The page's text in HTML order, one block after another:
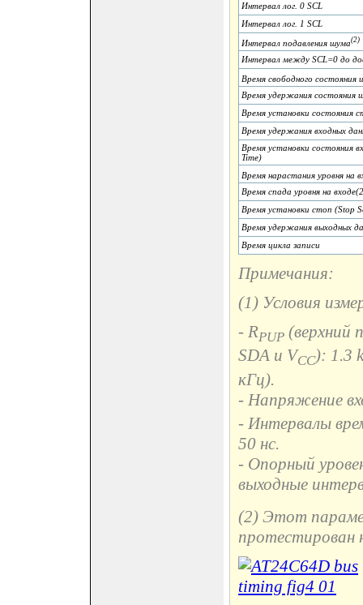
Интервал лог. 0 SCL
Интервал лог. 1 SCL
Интервал подавления шума(2)
Интервал между SCL=0 до
Время свободного
Время удержания состояния
Время установки состояния
Время удержания входных
Время установки состояния
Time)
Время нарастания уровня на
Время спада уровня на
Время установки стоп (Stop
Время удержания выходных
Время цикла записи
Примечания:
(1) Условия
- RPUP (верхний
SDA и VCC): 1.3
кГц).
- Напряжение
- Интервалы
50 нс.
- Опорный
выходные
(2) Этот
протестирован